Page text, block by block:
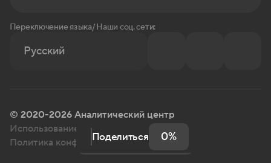
Поделиться 0%
Переключение языка/ Наши соц. сети:
Русский
© 2020-2026 Аналитический центр
Использование информации с сайта
Политика конфиденциальности